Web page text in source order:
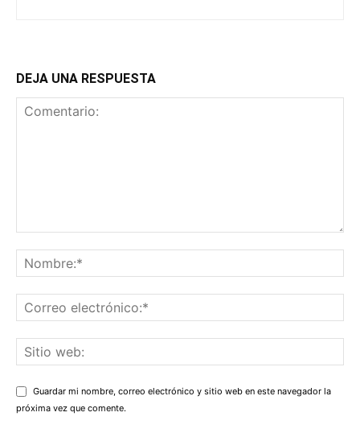
DEJA UNA RESPUESTA
Guardar mi nombre, correo electrónico y sitio web en este navegador la
próxima vez que comente.